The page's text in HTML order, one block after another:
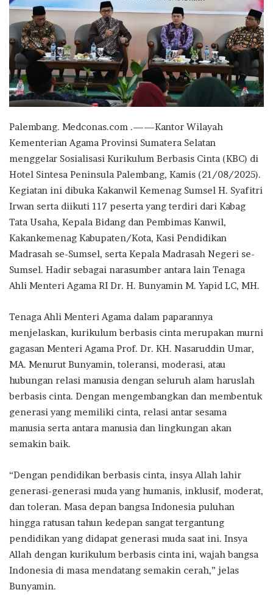
Palembang. Medconas.com .——Kantor Wilayah
Kementerian Agama Provinsi Sumatera Selatan
menggelar Sosialisasi Kurikulum Berbasis Cinta (KBC) di
Hotel Sintesa Peninsula Palembang, Kamis (21/08/2025).
Kegiatan ini dibuka Kakanwil Kemenag Sumsel H. Syafitri
Irwan serta diikuti 117 peserta yang terdiri dari Kabag
Tata Usaha, Kepala Bidang dan Pembimas Kanwil,
Kakankemenag Kabupaten/Kota, Kasi Pendidikan
Madrasah se-Sumsel, serta Kepala Madrasah Negeri se-
Sumsel. Hadir sebagai narasumber antara lain Tenaga
Ahli Menteri Agama RI Dr. H. Bunyamin M. Yapid LC, MH.
Tenaga Ahli Menteri Agama dalam paparannya
menjelaskan, kurikulum berbasis cinta merupakan murni
gagasan Menteri Agama Prof. Dr. KH. Nasaruddin Umar,
MA. Menurut Bunyamin, toleransi, moderasi, atau
hubungan relasi manusia dengan seluruh alam haruslah
berbasis cinta. Dengan mengembangkan dan membentuk
generasi yang memiliki cinta, relasi antar sesama
manusia serta antara manusia dan lingkungan akan
semakin baik.
“Dengan pendidikan berbasis cinta, insya Allah lahir
generasi-generasi muda yang humanis, inklusif, moderat,
dan toleran. Masa depan bangsa Indonesia puluhan
hingga ratusan tahun kedepan sangat tergantung
pendidikan yang didapat generasi muda saat ini. Insya
Allah dengan kurikulum berbasis cinta ini, wajah bangsa
Indonesia di masa mendatang semakin cerah,” jelas
Bunyamin.